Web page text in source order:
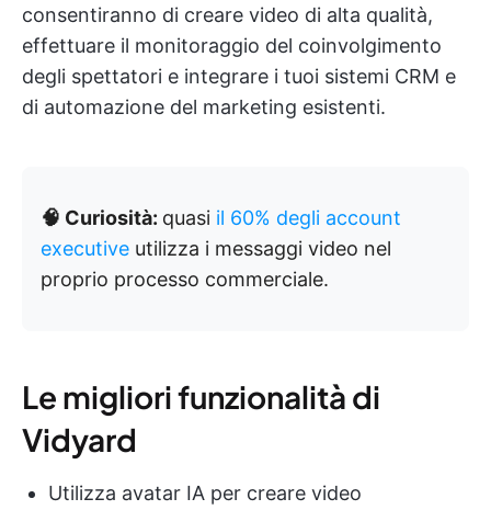
consentiranno di creare video di alta qualità,
effettuare il monitoraggio del coinvolgimento
degli spettatori e integrare i tuoi sistemi CRM e
di automazione del marketing esistenti.
🧠 Curiosità: quasi il 60% degli account
executive utilizza i messaggi video nel
proprio processo commerciale.
Le migliori funzionalità di
Vidyard
Utilizza avatar IA per creare video